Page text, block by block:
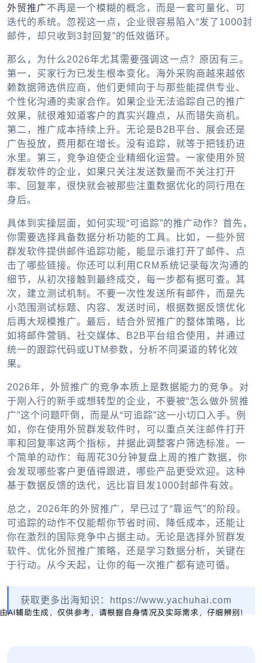
外贸推广不再是一个模糊的概念，而是一套可量化、可
迭代的系统。忽视这一点，企业很容易陷入“发了1000封
邮件，却只收到3封回复”的低效循环。
那么，为什么2026年尤其需要强调这一点？原因有三。
第一，买家行为已发生根本变化。海外采购商越来越依
赖数据筛选供应商，他们更倾向于与那些能提供专业、
个性化沟通的卖家合作。如果企业无法追踪自己的推广
效果，就很难知道客户的真实兴趣点，从而错失商机。
第二，推广成本持续上升。无论是B2B平台、展会还是
广告投放，费用都在增长。没有追踪，就等于把钱扔进
水里。第三，竞争迫使企业精细化运营。一家使用 外贸
群发软件的企业，如果只关注发送数量而不关注打开
率、回复率，很快就会被那些注重数据优化的同行甩在
身后。
具体到实操层面，如何实现“可追踪”的推广动作？首先，
你需要选择具备数据分析功能的工具。比如，一些外贸
群发软件提供邮件追踪功能，能显示谁打开了邮件、点
击了哪些链接。你还可以利用CRM系统记录每次沟通的
细节，从初次接触到最终成交，每一步都有据可查。其
次，建立测试机制。不要一次性发送所有邮件，而是先
小范围测试标题、内容、发送时间，根据数据反馈优化
后再大规模推广。最后，结合外贸推广 的整体策略，比
如将邮件营销、社交媒体、B2B平台组合使用，并通过
统一的跟踪代码或UTM参数，分析不同渠道的转化效
果。
2026年，外贸推广的竞争本质上是数据能力的竞争。对
于刚入行的新手或想转型的企业，不要被“怎么做外贸推
广”这个问题吓倒，而是从“可追踪”这一小切口入手。例
如，你在使用 外贸群发软件时，可以重点关注邮件打开
率和回复率这两个指标，并据此调整客户筛选标准。一
个简单的动作：每周花30分钟复盘上周的推广数据，你
会发现哪些客户更值得跟进，哪些产品更受欢迎。这种
基于数据反馈的迭代，远比盲目发1000封邮件有效。
总之，2026年的外贸推广，早已过了“靠运气”的阶段。
可追踪的动作不仅能帮你节省时间、降低成本，还能让
你在激烈的国际竞争中占据主动。无论是选择外贸群发
软件、优化外贸推广策略，还是学习数据分析，关键在
于行动。从今天起，让你的每一次推广都有迹可循。
获取更多出海知识：https://www.yachuhai.com